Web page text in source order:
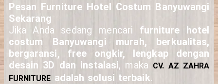
Pesan Furniture Hotel Costum Banyuwangi
Sekarang
Jika Anda sedang mencari furniture hotel
costum Banyuwangi murah, berkualitas,
bergaransi, free ongkir, lengkap dengan
desain 3D dan instalasi, maka CV. AZ ZAHRA
FURNITURE adalah solusi terbaik.